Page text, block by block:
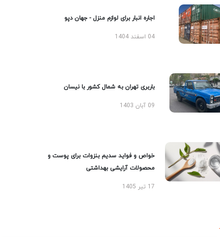
اجاره انبار برای لوازم منزل - جهان دپو
04 اسفند 1404
باربری تهران به شمال کشور با نیسان
09 آبان 1403
خواص و فواید سدیم بنزوات برای پوست و
محصولات آرایشی بهداشتی
17 تیر 1405